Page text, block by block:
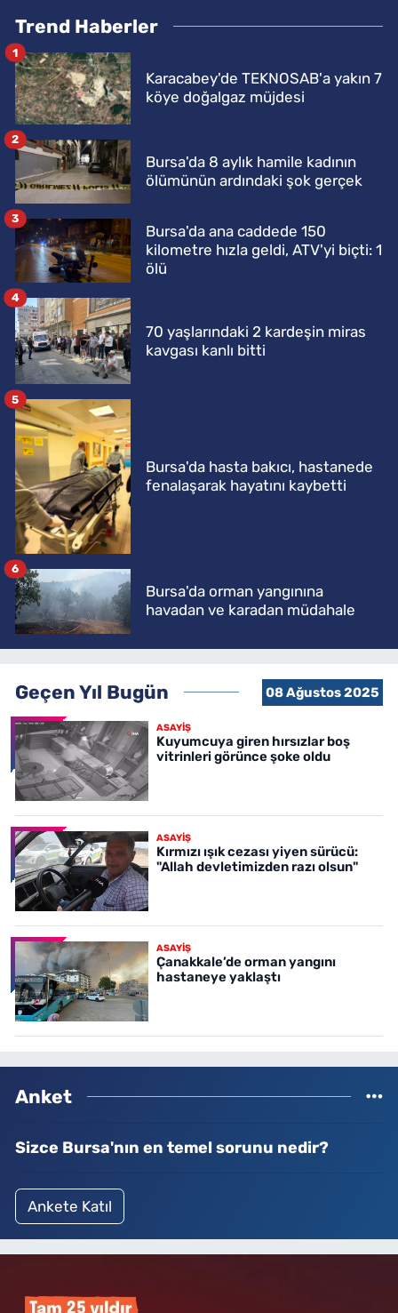
Trend Haberler
Karacabey'de TEKNOSAB'a yakın 7
köye doğalgaz müjdesi
1
Bursa'da 8 aylık hamile kadının
ölümünün ardındaki şok gerçek
2
Bursa'da ana caddede 150
kilometre hızla geldi, ATV'yi biçti: 1
ölü
3
70 yaşlarındaki 2 kardeşin miras
kavgası kanlı bitti
4
Bursa'da hasta bakıcı, hastanede
fenalaşarak hayatını kaybetti
5
Bursa'da orman yangınına
havadan ve karadan müdahale
6
Geçen Yıl Bugün 08 Ağustos 2025
ASAYİŞ
Kuyumcuya giren hırsızlar boş
vitrinleri görünce şoke oldu
ASAYİŞ
Kırmızı ışık cezası yiyen sürücü:
"Allah devletimizden razı olsun"
ASAYİŞ
Çanakkale’de orman yangını
hastaneye yaklaştı
Anket
Sizce Bursa'nın en temel sorunu nedir?
Ankete Katıl